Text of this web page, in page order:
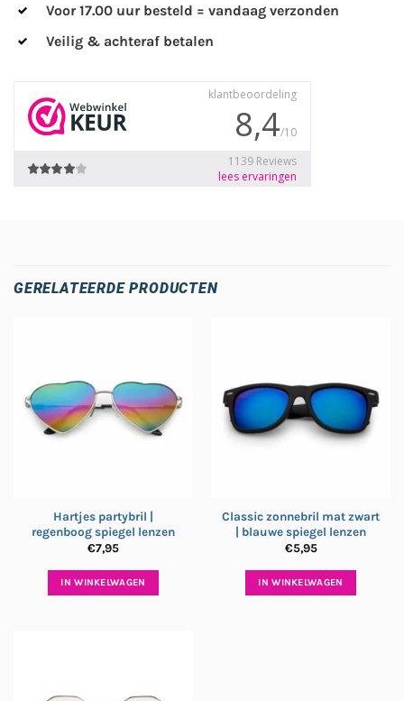
Voor 17.00 uur besteld = vandaag verzonden
Veilig & achteraf betalen
GERELATEERDE PRODUCTEN
Hartjes partybril |
regenboog spiegel lenzen
€7,95
IN WINKELWAGEN
Classic zonnebril mat zwart
| blauwe spiegel lenzen
€5,95
IN WINKELWAGEN